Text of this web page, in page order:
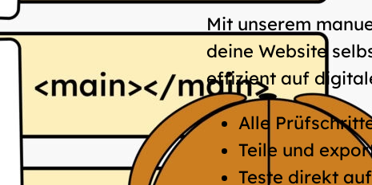
Mit unserem
deine Website
effizient auf
Alle
Teile und
Teste direkt